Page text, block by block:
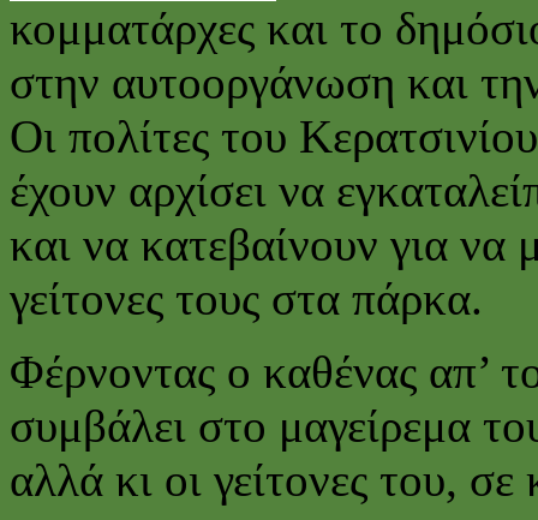
κομματάρχες και το
στην αυτοοργάνωση και
Οι πολίτες του
έχουν αρχίσει να
και να κατεβαίνουν για να
γείτονες τους στα πάρκα.
Φέρνοντας ο καθένας απ’
συμβάλει στο μαγείρεμα
αλλά κι οι γείτονες του,